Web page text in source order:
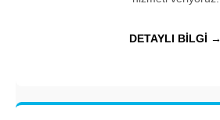
DETAYLI BİLGİ →